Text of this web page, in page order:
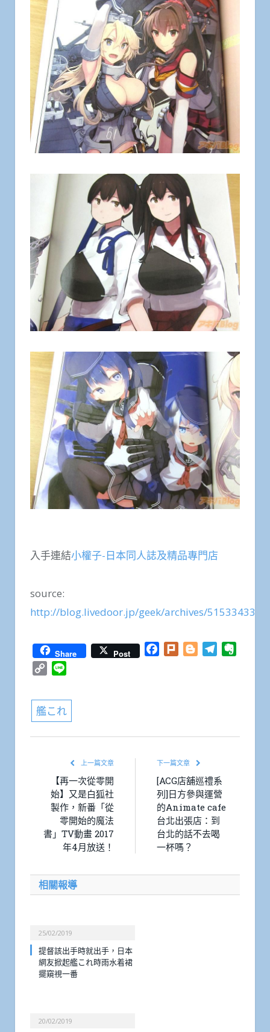
入手連結小權子-日本同人誌及精品專門店
source:
http://blog.livedoor.jp/geek/archives/
Share Post Facebook
Plurk BloggerTelegram
Copy
艦これ
上一篇文章
【再一次從零開
始】又是白狐社
製作，新番「從
零開始的魔法
書」TV動畫 2017
年4月放送！
下一篇文章
[ACG店舖巡禮系
列]日方參與運營
的Animate cafe
台北出張店：到
台北的話不去喝
一杯嗎？
相關報導
25/02/2019
提督該出手時就出手，日本
網友掀起艦これ時雨水着裙
擺窺視一番
20/02/2019